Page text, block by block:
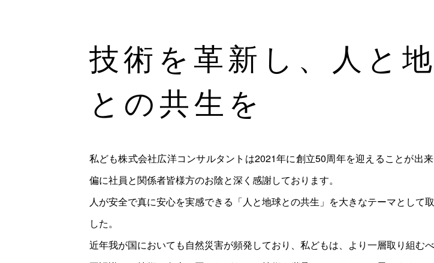
技術を革新し、人と
との共生を
私ども株式会社広洋コンサルタントは2021年に創立50周年を迎えることが出
偏に社員と関係者皆様方のお陰と深く感謝しております。
人が安全で真に安心を実感できる「人と地球との共生」を大きなテーマとして
した。
近年我が国においても自然災害が頻発しており、私どもは、より一層取り組む